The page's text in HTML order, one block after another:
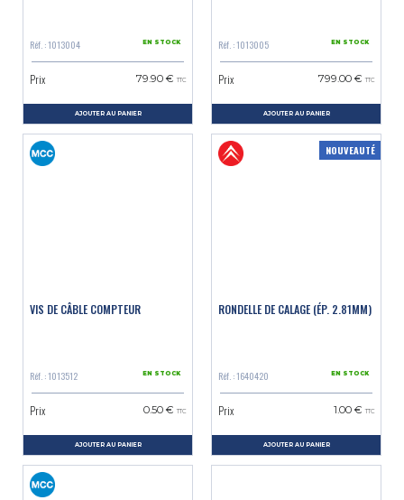
Réf. : 1013004 EN STOCK
Prix 79.90 € TTC
AJOUTER AU PANIER
Réf. : 1013005 EN STOCK
Prix 799.00 € TTC
AJOUTER AU PANIER
VIS DE CÂBLE COMPTEUR
Réf. : 1013512 EN STOCK
Prix 0.50 € TTC
AJOUTER AU PANIER
NOUVEAUTÉ
RONDELLE DE CALAGE (ÉP. 2.81MM)
Réf. : 1640420 EN STOCK
Prix 1.00 € TTC
AJOUTER AU PANIER